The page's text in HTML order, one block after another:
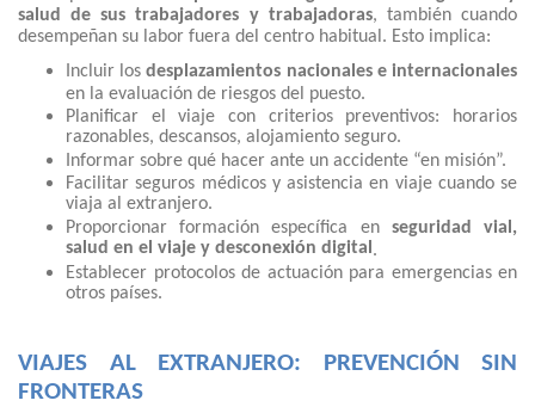
salud de sus trabajadores y trabajadoras, también cuando
desempeñan su labor fuera del centro habitual. Esto implica:
Incluir losdesplazamientos nacionales e internacionales
en la evaluación de riesgos del puesto.
Planificar el viaje con criterios preventivos: horarios
razonables, descansos, alojamiento seguro.
Informar sobre qué hacer ante un accidente “en misión”.
Facilitar seguros médicos y asistencia en viaje cuando se
viaja al extranjero.
Proporcionar formación específica en seguridad vial,
salud en el viaje y desconexión digital.
Establecer protocolos de actuación para emergencias en
otros países.
VIAJES AL EXTRANJERO: PREVENCIÓN SIN
FRONTERAS